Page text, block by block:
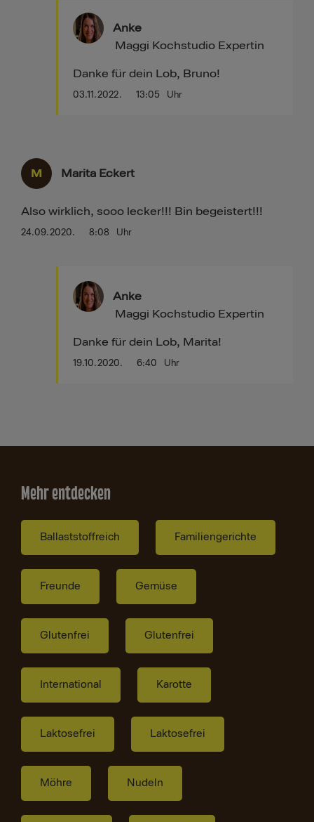
Anke
03.11.2022. 13:05 Uhr
Maggi Kochstudio Expertin
Danke für dein Lob, Bruno!
M Marita Eckert
24.09.2020. 8:08 Uhr
Also wirklich, sooo lecker!!! Bin begeistert!!!
Anke
19.10.2020. 6:40 Uhr
Maggi Kochstudio Expertin
Danke für dein Lob, Marita!
Mehr entdecken
Ballaststoffreich Familiengerichte
Freunde Gemüse
Glutenfrei Glutenfrei
International Karotte
Laktosefrei Laktosefrei
Möhre Nudeln